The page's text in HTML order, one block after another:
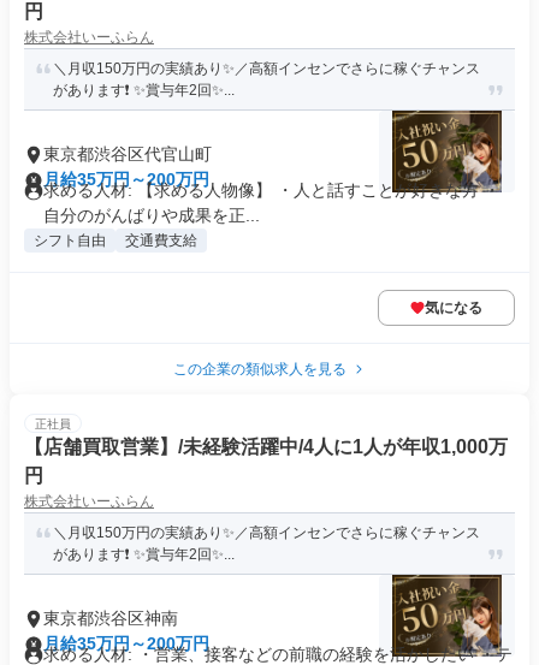
円
株式会社いーふらん
＼月収150万円の実績あり✨／高額インセンでさらに稼ぐチャンス
があります❗ ✨賞与年2回✨...
東京都渋谷区代官山町
月給35万円～200万円
求める人材: 【求める人物像】 ・人と話すことが好きな方 ・
自分のがんばりや成果を正...
シフト自由 交通費支給
気になる
この企業の類似求人を見る
正社員
【店舗買取営業】/未経験活躍中/4人に1人が年収1,000万
円
株式会社いーふらん
＼月収150万円の実績あり✨／高額インセンでさらに稼ぐチャンス
があります❗ ✨賞与年2回✨...
東京都渋谷区神南
月給35万円～200万円
求める人材: ・営業、接客などの前職の経験を活かしたい ・テ